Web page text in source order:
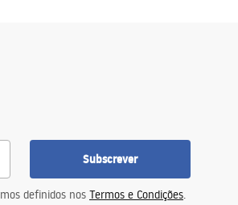
Subscrever
definidos nos Termos e Condições.